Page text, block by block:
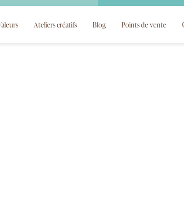
Ateliers créatifs Blog Points de vente